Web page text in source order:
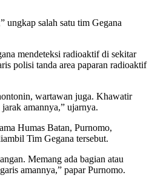
ungkap salah satu tim Gegana
mendeteksi radioaktif di sekitar
polisi tanda area paparan radioaktif
wartawan juga. Khawatir
amannya,” ujarnya.
Humas Batan, Purnomo,
Tim Gegana tersebut.
Memang ada bagian atau
amannya,” papar Purnomo.